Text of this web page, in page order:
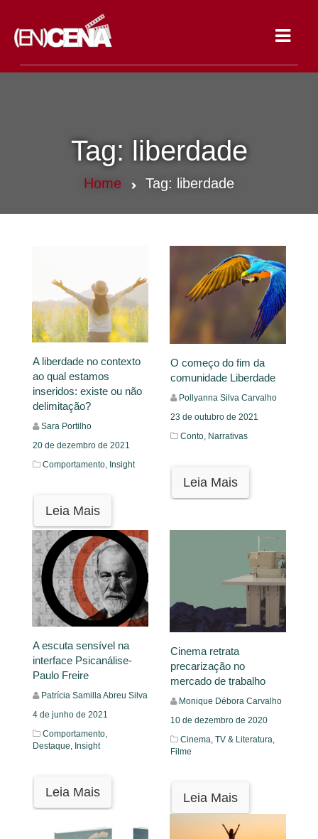
Tag: liberdade
Home Tag: liberdade
A liberdade no contexto
ao qual estamos
inseridos: existe ou não
delimitação?
Sara Portilho
20 de dezembro de 2021
Comportamento, Insight
Leia Mais
O começo do fim da
comunidade Liberdade
Pollyanna Silva Carvalho
23 de outubro de 2021
Conto, Narrativas
Leia Mais
A escuta sensível na
interface Psicanálise-
Paulo Freire
Patrícia Samilla Abreu Silva
4 de junho de 2021
Comportamento,
Destaque, Insight
Leia Mais
Cinema retrata
precarização no
mercado de trabalho
Monique Débora Carvalho
10 de dezembro de 2020
Cinema, TV & Literatura,
Filme
Leia Mais